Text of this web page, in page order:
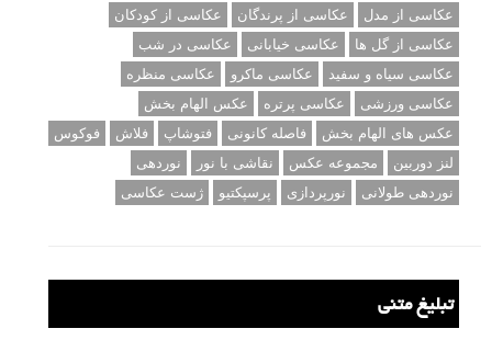
عکاسی از مدل
عکاسی از پرندگان
عکاسی از کودکان
عکاسی از گل ها
عکاسی خیابانی
عکاسی در شب
عکاسی سیاه و سفید
عکاسی ماکرو
عکاسی منظره
عکاسی ورزشی
عکاسی پرتره
عکس الهام بخش
عکس های الهام بخش
فاصله کانونی فتوشاپ فلاش
فوکوس
لنز دوربین
مجموعه عکس نقاشی با نور
نوردهی
نوردهی طولانی
نورپردازی پرسپکتیو ژست عکاسی
تبلیغ متنی